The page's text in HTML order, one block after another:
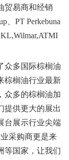
贸易商和经销
、PT Perkebuna
众多国际棕榈油
棕榈油行业最新
众多的棕榈油加
提供更大的展出
台展示行业尖端
采购商更是来
等国家，让我们